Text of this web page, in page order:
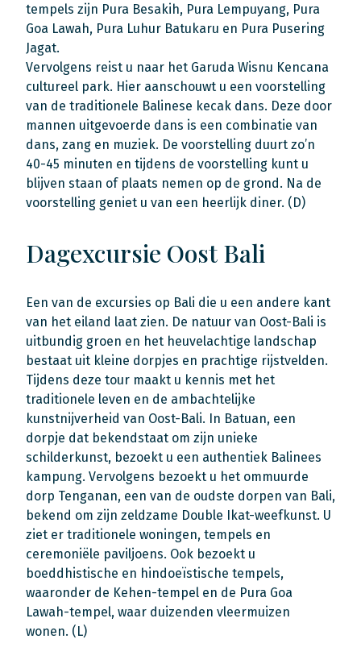
tempels zijn Pura Besakih, Pura Lempuyang, Pura
Goa Lawah, Pura Luhur Batukaru en Pura Pusering
Jagat.
Vervolgens reist u naar het Garuda Wisnu Kencana
cultureel park. Hier aanschouwt u een voorstelling
van de traditionele Balinese kecak dans. Deze door
mannen uitgevoerde dans is een combinatie van
dans, zang en muziek. De voorstelling duurt zo’n
40-45 minuten en tijdens de voorstelling kunt u
blijven staan of plaats nemen op de grond. Na de
voorstelling geniet u van een heerlijk diner. (D)
Dagexcursie Oost Bali
Een van de excursies op Bali die u een andere kant
van het eiland laat zien. De natuur van Oost-Bali is
uitbundig groen en het heuvelachtige landschap
bestaat uit kleine dorpjes en prachtige rijstvelden.
Tijdens deze tour maakt u kennis met het
traditionele leven en de ambachtelijke
kunstnijverheid van Oost-Bali. In Batuan, een
dorpje dat bekendstaat om zijn unieke
schilderkunst, bezoekt u een authentiek Balinees
kampung. Vervolgens bezoekt u het ommuurde
dorp Tenganan, een van de oudste dorpen van Bali,
bekend om zijn zeldzame Double Ikat-weefkunst. U
ziet er traditionele woningen, tempels en
ceremoniële paviljoens. Ook bezoekt u
boeddhistische en hindoeïstische tempels,
waaronder de Kehen-tempel en de Pura Goa
Lawah-tempel, waar duizenden vleermuizen
wonen. (L)